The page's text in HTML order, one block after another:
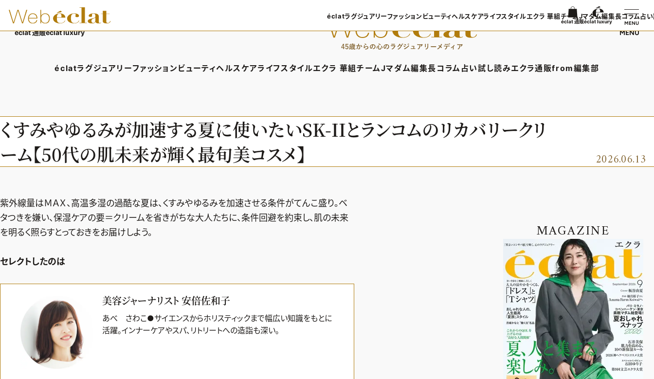
éclat 通販éclat luxury MENU
éclatラグジュアリー
ラグジュアリーTOPICS
NEOエグゼスタイル
ファッション
ファッションTOPICS
8月の毎日コーデ
50代なに着てる？
ファッション特集
ビューティ
ヘアスタイル・ヘアケア
エイジングケア
メイク
50代ベストコスメ
ヘルスケア
ヘルスケアTOPICS
更年期
ストレッチ・エクササイズ
ダイエット
ライフスタイル
車・家電
ゴルフ
住まい
旅行＆グルメ
50代のお悩み
エクラ 華組
エクラ 華組メンバー一覧
エクラ 華組ランキング
チームJマダム
チームJマダムメンバー一覧
チームJマダムランキング
編集長コラム
あら、素敵☆ 手帖
占い
イヴルルド遙華の12星座占い
試し読みエクラ通販
エクラプレミアムNEWS
通販ランキング
エクラプレミアム通販
from編集部
インフォメーション
éclatラグジュアリー
éclatラグジュアリーTOP
ラグジュアリーTOPICS
ファッション
ファッションTOP
ファッションTOPICS
ビューティ
ビューティTOP
ヘアスタイル・ヘアケア
ヘルスケア
ヘルスケアTOP
ヘルスケアTOPICS
50代健康のお悩み
ライフスタイル
車・家電
カルチャー
エクラ 華組
エクラ 華組メンバー一覧
チームJマダム
チームJマダムメンバー一
編集長コラム占い
éclat 通販éclat luxury MENU
くすみやゆるみが加速する夏に使いたいSK-IIとランコムのリカバリークリ
ーム【50代の肌未来が輝く最旬美コスメ】
2026.06.13
紫外線量はＭＡＸ、高温多湿の過酷な夏は、くすみやゆるみを加速させる条件がてんこ盛り。ベ
タつきを嫌い、保湿ケアの要＝クリームを省きがちな大人たちに、条件回避を約束し、肌の未来
を明るく照らすとっておきをお届けしよう。
セレクトしたのは
美容ジャーナリスト 安倍佐和子
あべ さわこ●サイエンスからホリスティックまで幅広い知識をもとに
活躍。インナーケアやスパ、リトリートへの造詣も深い。
MAGAZINE